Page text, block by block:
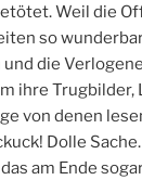
Weil die
so
die
ihre Trugbilder,
von denen
Dolle
am Ende